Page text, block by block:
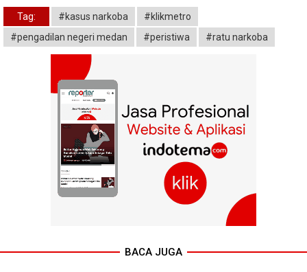
Tag: #kasus narkoba
#klikmetro
#pengadilan negeri medan
#peristiwa #ratu narkoba
BACA JUGA